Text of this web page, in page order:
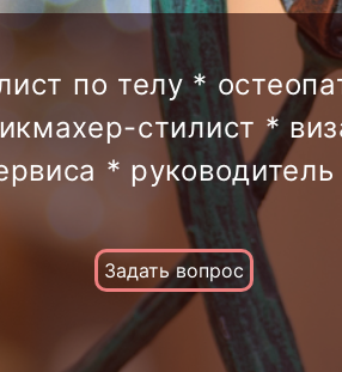
по телу *
стилист *
* руководитель
Задать вопрос